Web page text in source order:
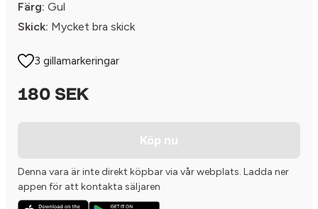
Färg: Gul
Skick: Mycket bra skick
3 gillamarkeringar
180 SEK
Köp nu
Denna vara är inte direkt köpbar via vår webplats. Ladda ner
appen för att kontakta säljaren